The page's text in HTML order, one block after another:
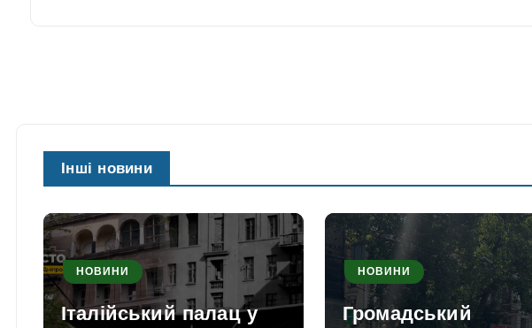
Інші новини
НОВИНИ
Італійський палац у
НОВИНИ
Громадський